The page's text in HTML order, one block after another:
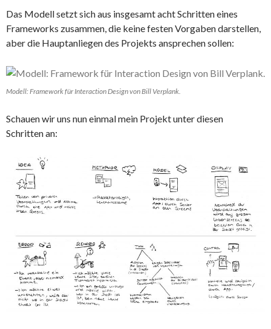
Das Modell setzt sich aus insgesamt acht Schritten eines
Frameworks zusammen, die keine festen Vorgaben darstellen,
aber die Hauptanliegen des Projekts ansprechen sollen:
Modell: Framework für Interaction Design von Bill Verplank.
Schauen wir uns nun einmal mein Projekt unter diesen
Schritten an: